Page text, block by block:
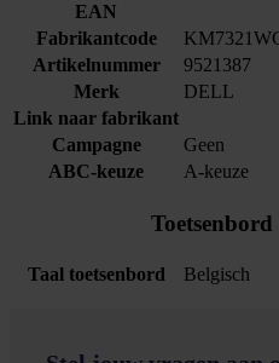
EAN
Fabrikantcode
Artikelnummer
9521387
Merk
DELL
Link naar fabrikant
Campagne
Geen
ABC-keuze
A-keuze
Toetsenbord
Taal toetsenbord Belgisch